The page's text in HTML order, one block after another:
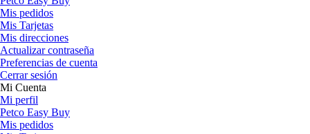
Mis pedidos
Mis Tarjetas
Mis direcciones
Actualizar contraseña
Preferencias de cuenta
Cerrar sesión
Mi Cuenta
Mi perfil
Petco Easy Buy
Mis pedidos